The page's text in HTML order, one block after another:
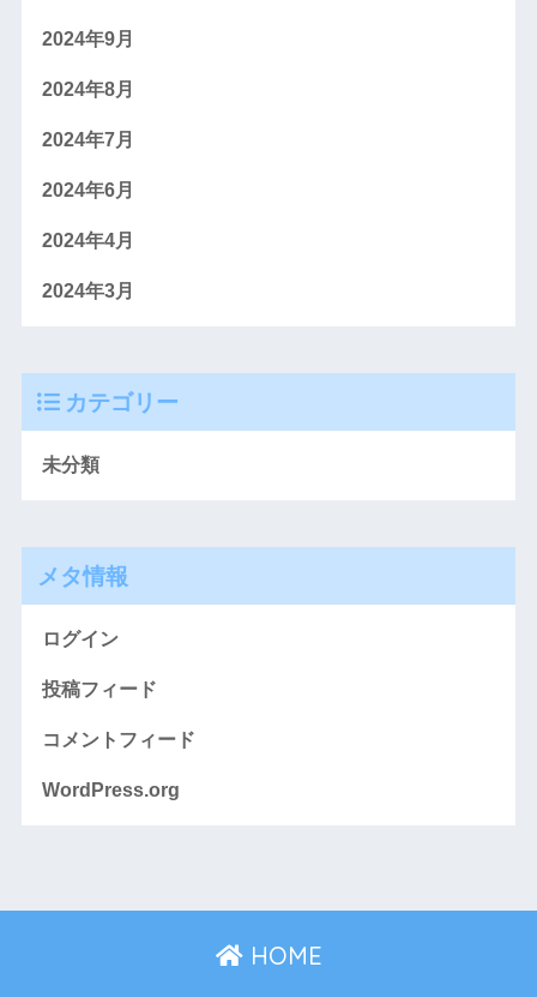
2024年9月
2024年8月
2024年7月
2024年6月
2024年4月
2024年3月
カテゴリー
未分類
メタ情報
ログイン
投稿フィード
コメントフィード
WordPress.org
HOME